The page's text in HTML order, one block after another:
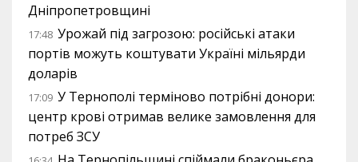
Дніпропетровщині
17:48 Урожай під загрозою: російські атаки
портів можуть коштувати Україні мільярди
доларів
17:09 У Тернополі терміново потрібні донори:
центр крові отримав велике замовлення для
потреб ЗСУ